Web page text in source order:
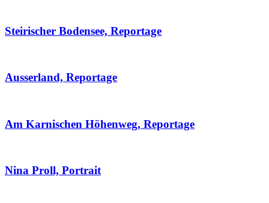
Steirischer Bodensee, Reportage
Ausserland, Reportage
Am Karnischen Höhenweg, Reportage
Nina Proll, Portrait